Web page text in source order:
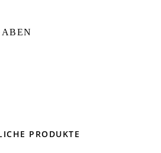
PRODUKTE